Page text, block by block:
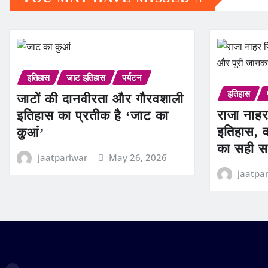
इतिहास जाट इतिहास पर्यटन
जाटों की दानवीरता और गौरवशाली
इतिहास का प्रतीक है ‘जाट का
कुआं’
jaatpariwar May 26, 2026
इतिहास
राजा
इतिहास,
का सही